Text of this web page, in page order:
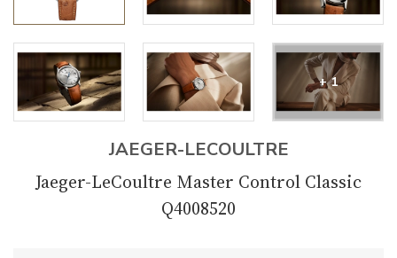
+ 1
JAEGER-LECOULTRE
Jaeger-LeCoultre Master Control Classic
Q4008520